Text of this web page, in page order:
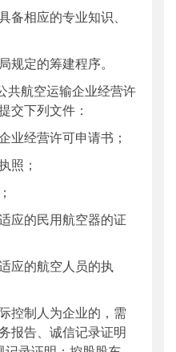
备相应的专业知识、
规定的筹建程序。
航空运输企业经营许
交下列文件：
业经营许可申请书；
照；
应的民用航空器的证
应的航空人员的执
控制人为企业的，需
报告、诚信记录证明